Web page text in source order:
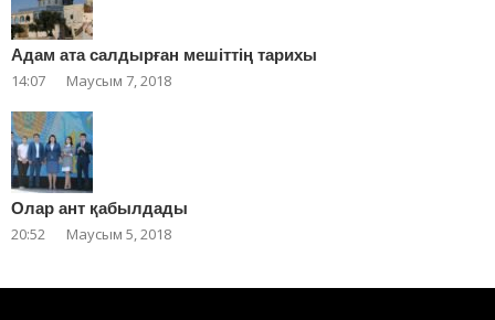
Адам ата салдырған мешіттің тарихы
14:07 Маусым 7, 2018
Олар ант қабылдады
20:52 Маусым 5, 2018